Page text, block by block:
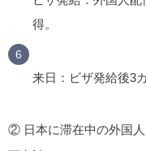
得。
来日 ：ビザ発給後3
② 日本に滞在中の外国